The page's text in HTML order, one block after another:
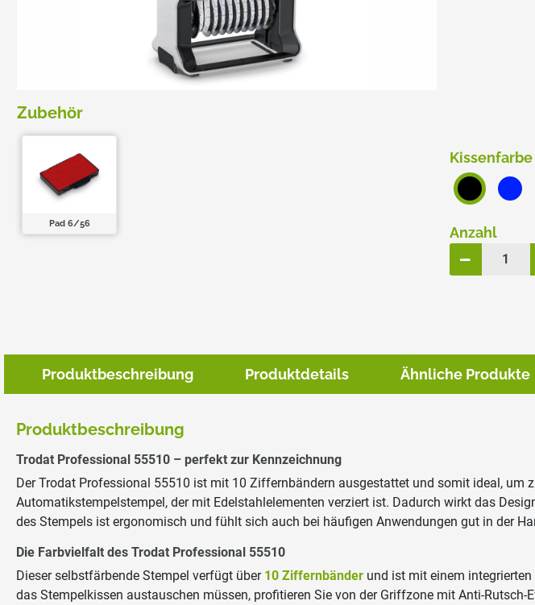
TRODAT MOBILE PRINTY
COLOP E-MARK
EASYPRINT LINE
Zubehör
Pad 6/56
Kissenfarbe
Anzahl
Produktbeschreibung Produktdetails Ähnliche Produkte
Produktbeschreibung
Trodat Professional 55510 – perfekt zur Kennzeichnung
Der Trodat Professional 55510 ist mit 10 Ziffernbändern ausgestattet und somit ideal, um
Automatikstempelstempel, der mit Edelstahlelementen verziert ist. Dadurch wirkt das
des Stempels ist ergonomisch und fühlt sich auch bei häufigen Anwendungen gut in der
Die Farbvielfalt des Trodat Professional 55510
Dieser selbstfärbende Stempel verfügt über 10 Ziffernbänder und ist mit einem
das Stempelkissen austauschen müssen, profitieren Sie von der Griffzone mit Anti-